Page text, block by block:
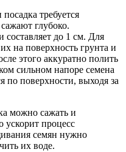
требуется
глубоко.
составляет до 1 см. Для
на поверхность грунта и
этого аккуратно полить
сильном напоре семена
по поверхности, выходя за
можно сажать и
процесс
семян нужно
их воде.